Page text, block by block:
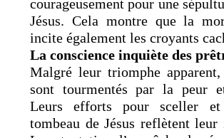
courageusement pour une
Jésus. Cela montre que la
incite également les croyants
La conscience inquiète des
Malgré leur triomphe
sont tourmentés par la peur
Leurs efforts pour sceller
tombeau de Jésus reflètent leur